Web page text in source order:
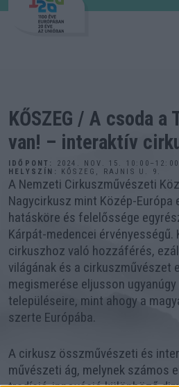
KŐSZEG / A csoda a
van! – interaktív
IDŐPONT: 2024. NOV. 15. 10:00–12:00
HELYSZÍN: KŐSZEG, RAJNIS U. 9.
A Nemzeti Cirkuszművészeti
Nagycirkusz mint Közép-Európa
hatásköre és felelőssége
Kárpát-medencei érvényességű.
cirkuszhoz való hozzáférés,
világának és a cirkuszművészet
megismerése eljusson
településeire, mint ahogy a
szerte Európába.
A cirkusz összművészeti és
művészeti ág, melynek számos